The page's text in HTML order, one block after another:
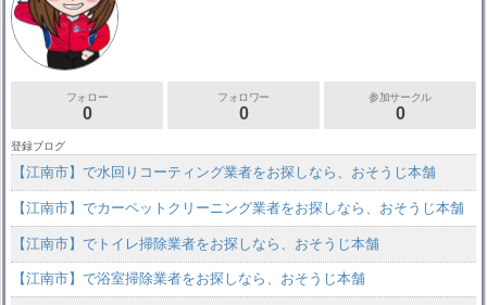
フォロー
0
フォロワー
0
参加サークル
0
登録ブログ
【江南市】で水回りコーティング業者をお探しなら、おそうじ本舗
【江南市】でカーペットクリーニング業者をお探しなら、おそうじ本舗
【江南市】でトイレ掃除業者をお探しなら、おそうじ本舗
【江南市】で浴室掃除業者をお探しなら、おそうじ本舗